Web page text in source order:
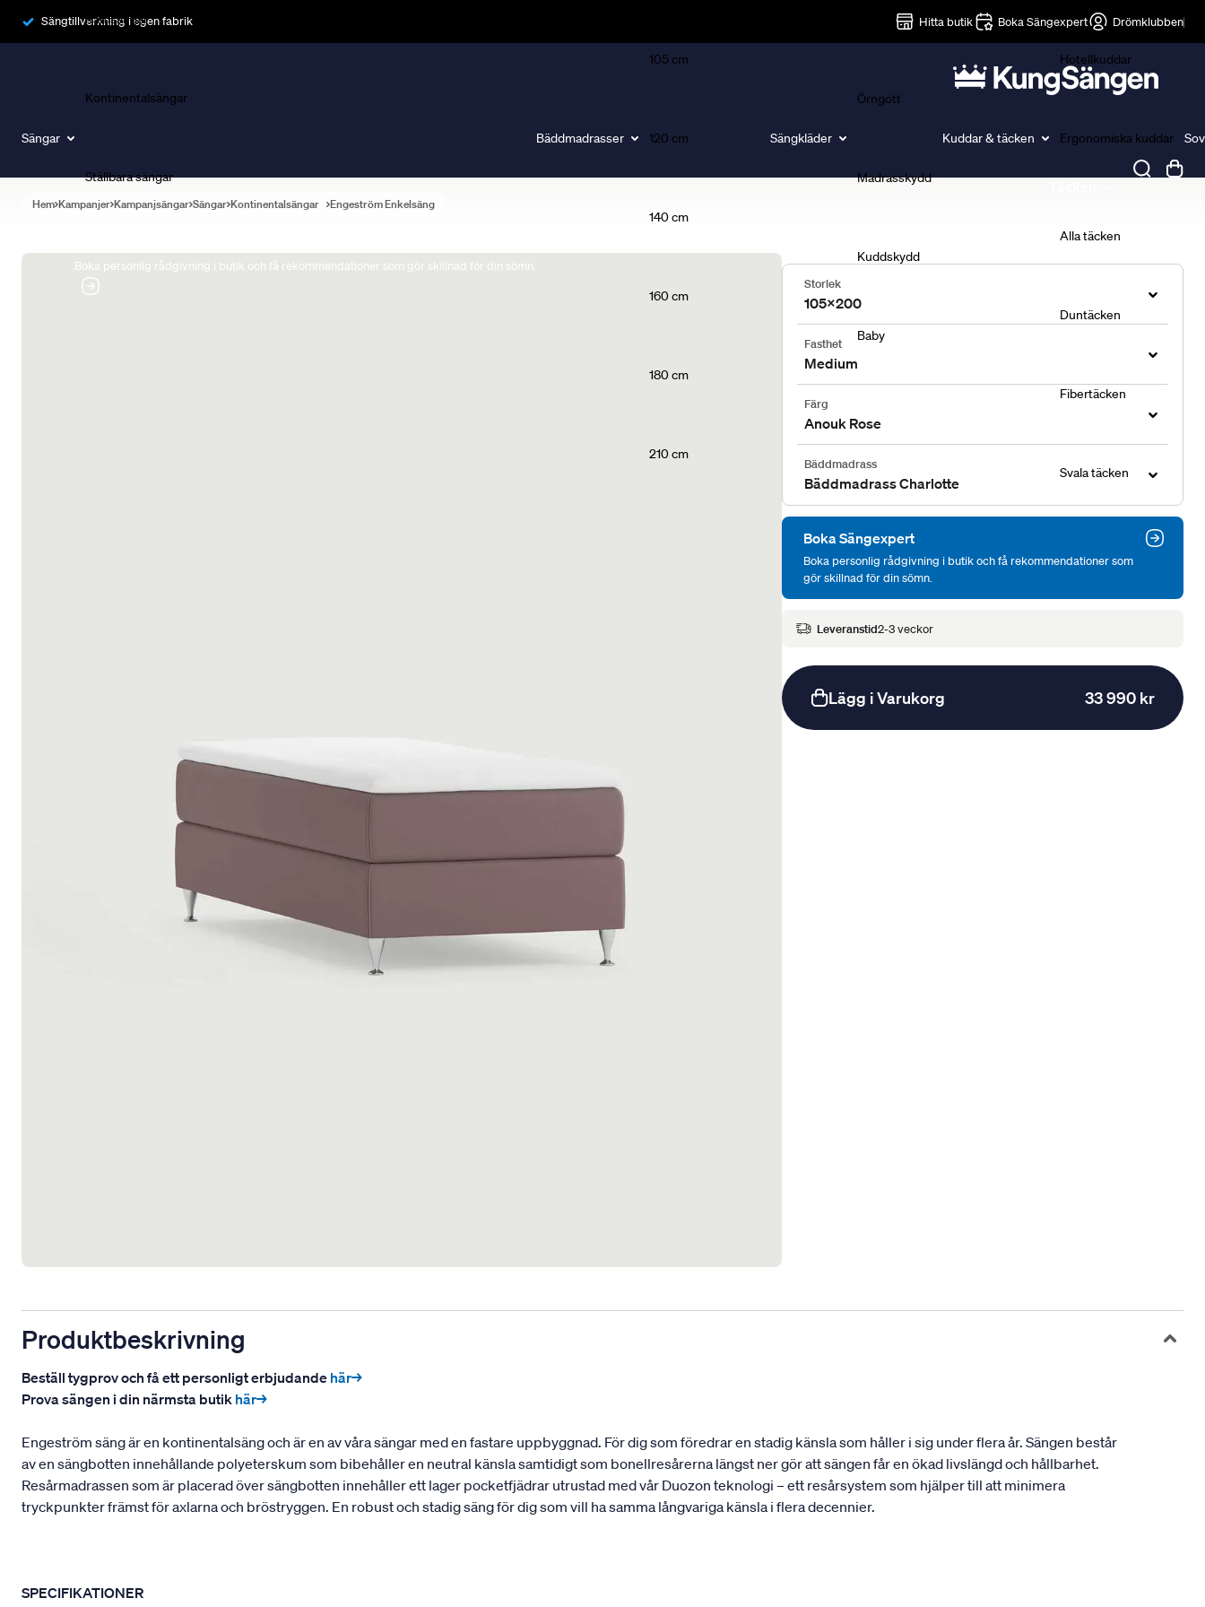
Sängtillverkning i egen fabrik Hitta butik Boka Sängexpert Drömklubben
Sängar
Ramsängar
Kontinentalsängar
Ställbara sängar
Boka personlig rådgivning i butik och få rekommendationer som gör skillnad för din sömn.
Bäddmadrasser
105 cm
120 cm
140 cm
160 cm
180 cm
210 cm
Sängkläder
Örngott
Madrasskydd
Kuddskydd
Baby
Kuddar & täcken
Hotellkuddar
Ergonomiska kuddar
Alla täcken
Duntäcken
Fibertäcken
Svala täcken
Hem Kampanjer Kampanjsängar Sängar Kontinentalsängar Engeström Enkelsäng
Storlek
105x200
Fasthet
Medium
Färg
Anouk Rose
Bäddmadrass
Bäddmadrass Charlotte
Boka Sängexpert
Boka personlig rådgivning i butik och få rekommendationer som
gör skillnad för din sömn.
Leveranstid2-3 veckor
Lägg i Varukorg 33 990 kr
Produktbeskrivning
Beställ tygprov och få ett personligt erbjudande här→
Prova sängen i din närmsta butik här→
Engeström säng är en kontinentalsäng och är en av våra sängar med en fastare uppbyggnad. För dig som föredrar en stadig känsla som håller i sig under flera år. Sängen består
av en sängbotten innehållande polyeterskum som bibehåller en neutral känsla samtidigt som bonellresårerna längst ner gör att sängen får en ökad livslängd och hållbarhet.
Resårmadrassen som är placerad över sängbotten innehåller ett lager pocketfjädrar utrustad med vår Duozon teknologi – ett resårsystem som hjälper till att minimera
tryckpunkter främst för axlarna och bröstryggen. En robust och stadig säng för dig som vill ha samma långvariga känsla i flera decennier.
SPECIFIKATIONER